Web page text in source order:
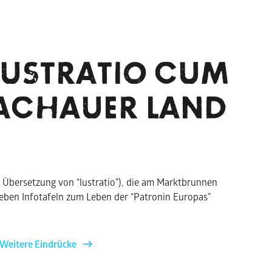
CUM
LAND
von “lustratio”), die am Marktbrunnen
Infotafeln zum Leben der “Patronin Europas”
Weitere Eindrücke